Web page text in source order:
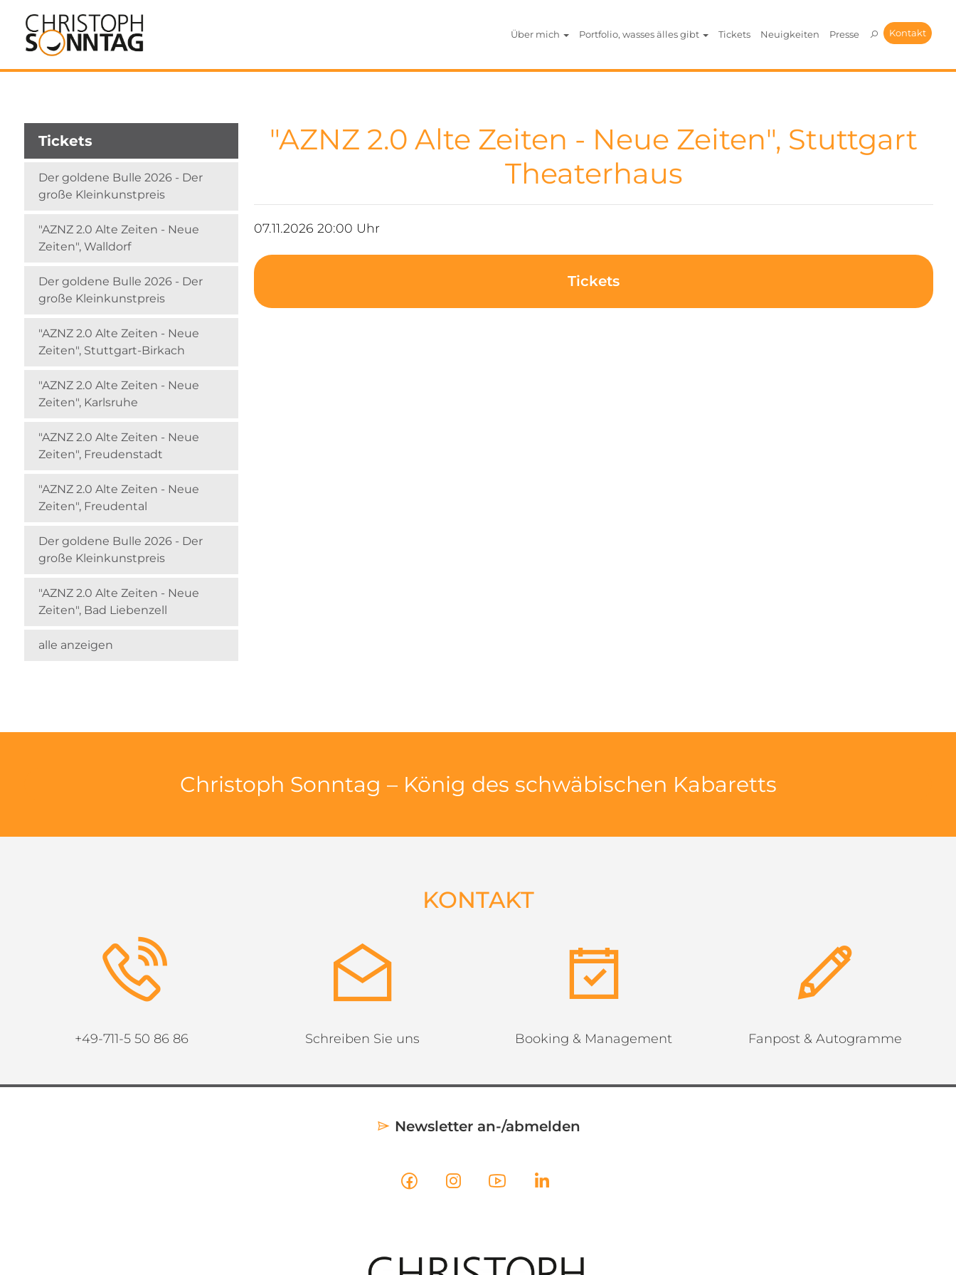
Über mich Portfolio, wasses älles gibt Tickets Neuigkeiten Presse Kontakt
Tickets
Der goldene Bulle 2026 - Der
große Kleinkunstpreis
"AZNZ 2.0 Alte Zeiten - Neue
Zeiten", Walldorf
Der goldene Bulle 2026 - Der
große Kleinkunstpreis
"AZNZ 2.0 Alte Zeiten - Neue
Zeiten", Stuttgart-Birkach
"AZNZ 2.0 Alte Zeiten - Neue
Zeiten", Karlsruhe
"AZNZ 2.0 Alte Zeiten - Neue
Zeiten", Freudenstadt
"AZNZ 2.0 Alte Zeiten - Neue
Zeiten", Freudental
Der goldene Bulle 2026 - Der
große Kleinkunstpreis
"AZNZ 2.0 Alte Zeiten - Neue
Zeiten", Bad Liebenzell
alle anzeigen
"AZNZ 2.0 Alte Zeiten - Neue Zeiten", Stuttgart
Theaterhaus
07.11.2026 20:00 Uhr
Tickets
Christoph Sonntag – König des schwäbischen Kabaretts
KONTAKT
+49-711-5 50 86 86 Schreiben Sie uns Booking & Management Fanpost & Autogramme
Newsletter an-/abmelden